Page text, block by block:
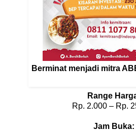
Berminat menjadi mitra
Range
Rp. 2.000 – Rp.
Jam Buka: